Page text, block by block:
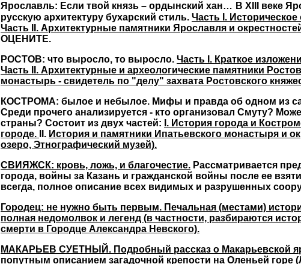
Ярославль: Если твой князь – ордынский хан… В XIII веке
русскую архитектуру бухарский стиль. Часть I.
Часть II. Архитектурные памятники Ярославля и
ОЦЕНИТЕ.
РОСТОВ: что выросло, то выросло. Часть I. Краткое
Часть II. Архитектурные и археологические памятники
монастырь - свидетель по "делу" захвата Ростовского
КОСТРОМА: былое и небылое. Мифы и правда об одном из
Среди прочего анализируется - кто организовал Смуту?
страны? Состоит из двух частей: I. История города и
городе.
II. История и памятники Ипатьевского монастыря и
озеро, Этнографический музей).
СВИЯЖСК: кровь, ложь, и благочестие. Рассматривается
города, войны за Казань и гражданской войны после ее
всегда, полное описание всех видимых и разрушенных
Городец: не нужно быть первым. Печальная (местами)
полная недомолвок и легенд (в частности, разбираются
смерти в Городце Александра Невского).
МАКАРЬЕВ СУЕТНЫЙ. Подробный рассказ о Макарьевской
попутным описанием загадочной крепости на Оленьей